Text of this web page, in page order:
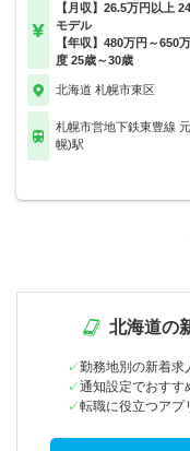
【月収】26.5万円以上
モデル
【年収】480万円～650
度 25歳～30歳
北海道 札幌市東区
札幌市営地下鉄東豊線
幌)駅
北海道の
勤務地別の新着求
通知設定でおすす
転職に役立つアプ